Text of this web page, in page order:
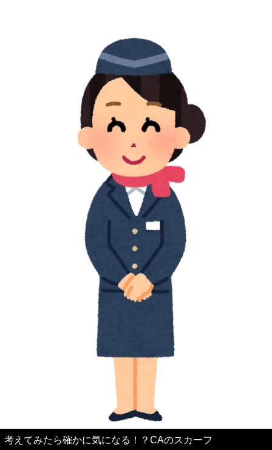
考えてみたら確かに気になる！？CAのスカーフ